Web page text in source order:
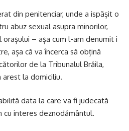
din penitenciar, unde a ispășit o
abuz sexual asupra minorilor,
orașului – așa cum l-am denumit i
așa că va încerca să obțină
de la Tribunalul Brăila,
la domiciliu.
data la care va fi judecată
interes deznodământul.